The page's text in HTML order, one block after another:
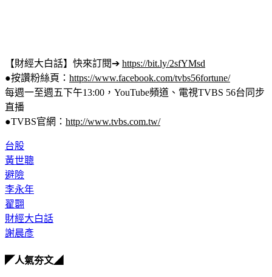
【財經大白話】快來訂閱➔ https://bit.ly/2sfYMsd
●按讚粉絲頁：https://www.facebook.com/tvbs56fortune/
每週一至週五下午13:00，YouTube頻道、電視TVBS 56台同步
直播
台股
黃世聰
避險
李永年
翟翾
財經大白話